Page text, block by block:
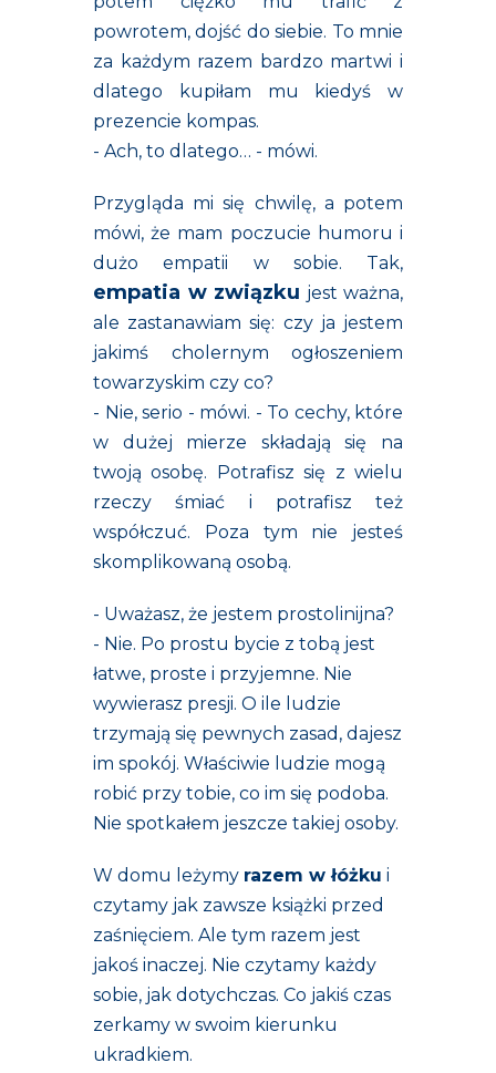
powrotem, dojść do siebie. To mnie
za każdym razem bardzo martwi i
dlatego kupiłam mu kiedyś w
prezencie kompas.
- Ach, to dlatego… - mówi.
Przygląda mi się chwilę, a potem
mówi, że mam poczucie humoru i
dużo empatii w sobie. Tak,
empatia w związku jest ważna,
ale zastanawiam się: czy ja jestem
jakimś cholernym ogłoszeniem
towarzyskim czy co?
- Nie, serio - mówi. - To cechy, które
w dużej mierze składają się na
twoją osobę. Potrafisz się z wielu
rzeczy śmiać i potrafisz też
współczuć. Poza tym nie jesteś
skomplikowaną osobą.
- Uważasz, że jestem prostolinijna?
- Nie. Po prostu bycie z tobą jest
łatwe, proste i przyjemne. Nie
wywierasz presji. O ile ludzie
trzymają się pewnych zasad, dajesz
im spokój. Właściwie ludzie mogą
robić przy tobie, co im się podoba.
Nie spotkałem jeszcze takiej osoby.
W domu leżymy razem w łóżku i
czytamy jak zawsze książki przed
zaśnięciem. Ale tym razem jest
jakoś inaczej. Nie czytamy każdy
sobie, jak dotychczas. Co jakiś czas
zerkamy w swoim kierunku
ukradkiem.